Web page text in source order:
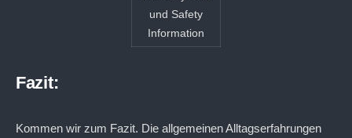
und Safety
Information
Fazit:
Kommen wir zum Fazit. Die allgemeinen Alltagserfahrungen